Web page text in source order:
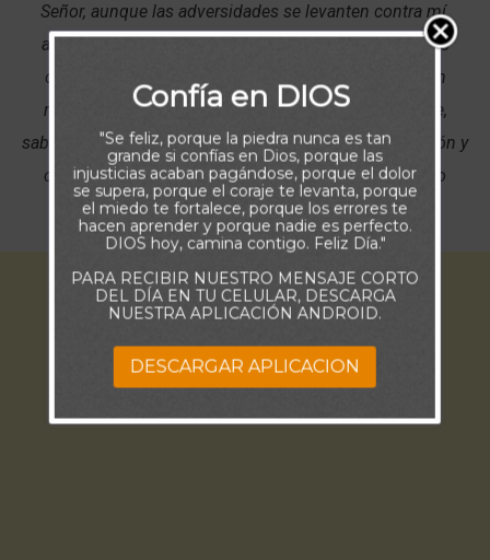
Señor, aunque las adversidades se levanten contra mí,
aunque no logre el resultado que espero, y aunque las
cosas parezcan tan difíciles que me hagan pensar en
rendirme, quiero ser capaz de alegrarme y glorificarte,
sabiendo que con las pruebas, buscas mi transformación y
crecimiento. Gracias por Tu fidelidad, amor y cuidado
incondicional, Padre.
Confía en DIOS
"Se feliz, porque la piedra nunca es tan
grande si confías en Dios, porque las
injusticias acaban pagándose, porque el dolor
se supera, porque el coraje te levanta, porque
el miedo te fortalece, porque los errores te
hacen aprender y porque nadie es perfecto.
DIOS hoy, camina contigo. Feliz Día."
PARA RECIBIR NUESTRO MENSAJE CORTO
DEL DÍA EN TU CELULAR, DESCARGA
NUESTRA APLICACIÓN ANDROID.
DESCARGAR APLICACION